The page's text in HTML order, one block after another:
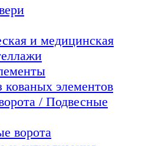
и медицинская
кованых элементов
/ Подвесные
ворота